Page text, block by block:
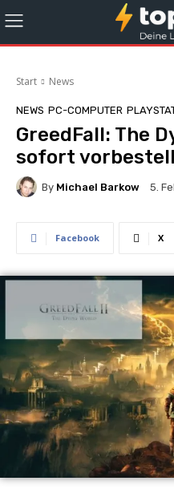
Start News
NEWS PC-COMPUTER
GreedFall: The
sofort
By Michael Barkow 5.
Facebook X